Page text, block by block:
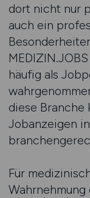
dort nicht nur
auch ein
häufig als
diese
Jobanzeigen
Für